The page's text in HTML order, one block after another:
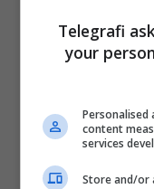
Qendra Tregtare
Telegrafi
your
Personalised
content
services
Store and/or